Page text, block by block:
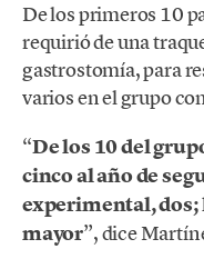
De los primeros 10
requirió de una
gastrostomía, para
varios en el grupo
“De los 10 del
cinco al año de
experimental, dos;
mayor”, dice